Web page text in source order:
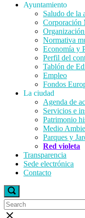
Ayuntamiento
Saludo de la
Corporación
Normativa
Economía y
Perfil del
Tablón de
Empleo
Fondos
La ciudad
Agenda de
Servicios e
Patrimonio
Medio
Parques y
Red violeta
Transparencia
Sede electrónica
Contacto
Open
search
bar
Search
for:
Search
for:
Close